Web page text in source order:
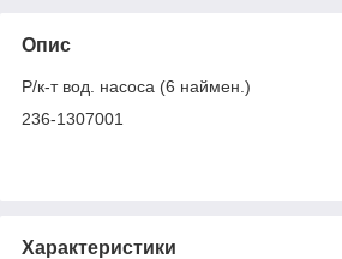
Опис
Р/к-т вод. насоса (6 наймен.)
236-1307001
Характеристики